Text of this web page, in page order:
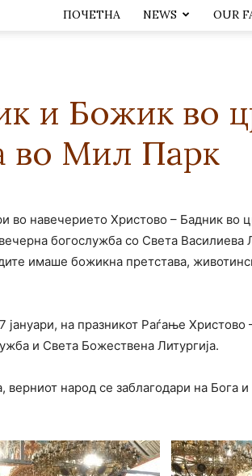
ПОЧЕТНА NEWS OUR
и Божик во
во Мил Парк
во навечерието Христово – Бадник во
богослужба со Света Василиева
имаше божикна претстава,
јануари, на празникот Раѓање
и Света Божествена Литургија.
верниот народ се заблагодари на Бога